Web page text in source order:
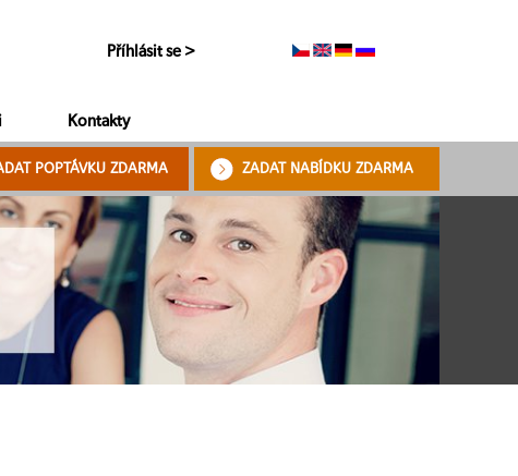
Příhlásit se >
Kontakty
POPTÁVKU ZDARMA ZADAT NABÍDKU ZDARMA